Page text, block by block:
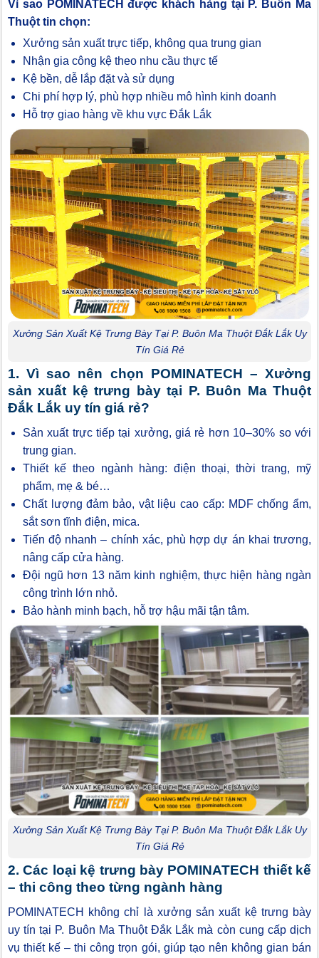
Vì sao POMINATECH được khách hàng tại P. Buôn Ma
Thuột tin chọn:
Xưởng sản xuất trực tiếp, không qua trung gian
Nhận gia công kệ theo nhu cầu thực tế
Kệ bền, dễ lắp đặt và sử dụng
Chi phí hợp lý, phù hợp nhiều mô hình kinh doanh
Hỗ trợ giao hàng về khu vực Đắk Lắk
Xưởng Sản Xuất Kệ Trưng Bày Tại P. Buôn Ma Thuột Đắk Lắk Uy
Tín Giá Rẻ
1. Vì sao nên chọn POMINATECH – Xưởng
sản xuất kệ trưng bày tại P. Buôn Ma Thuột
Đắk Lắk uy tín giá rẻ?
Sản xuất trực tiếp tại xưởng, giá rẻ hơn 10–30% so với
trung gian.
Thiết kế theo ngành hàng: điện thoại, thời trang, mỹ
phẩm, mẹ & bé…
Chất lượng đảm bảo, vật liệu cao cấp: MDF chống ẩm,
sắt sơn tĩnh điện, mica.
Tiến độ nhanh – chính xác, phù hợp dự án khai trương,
nâng cấp cửa hàng.
Đội ngũ hơn 13 năm kinh nghiệm, thực hiện hàng ngàn
công trình lớn nhỏ.
Bảo hành minh bạch, hỗ trợ hậu mãi tận tâm.
Xưởng Sản Xuất Kệ Trưng Bày Tại P. Buôn Ma Thuột Đắk Lắk Uy
Tín Giá Rẻ
2. Các loại kệ trưng bày POMINATECH thiết kế
– thi công theo từng ngành hàng
POMINATECH không chỉ là xưởng sản xuất kệ trưng bày
uy tín tại P. Buôn Ma Thuột Đắk Lắk mà còn cung cấp dịch
vụ thiết kế – thi công trọn gói, giúp tạo nên không gian bán